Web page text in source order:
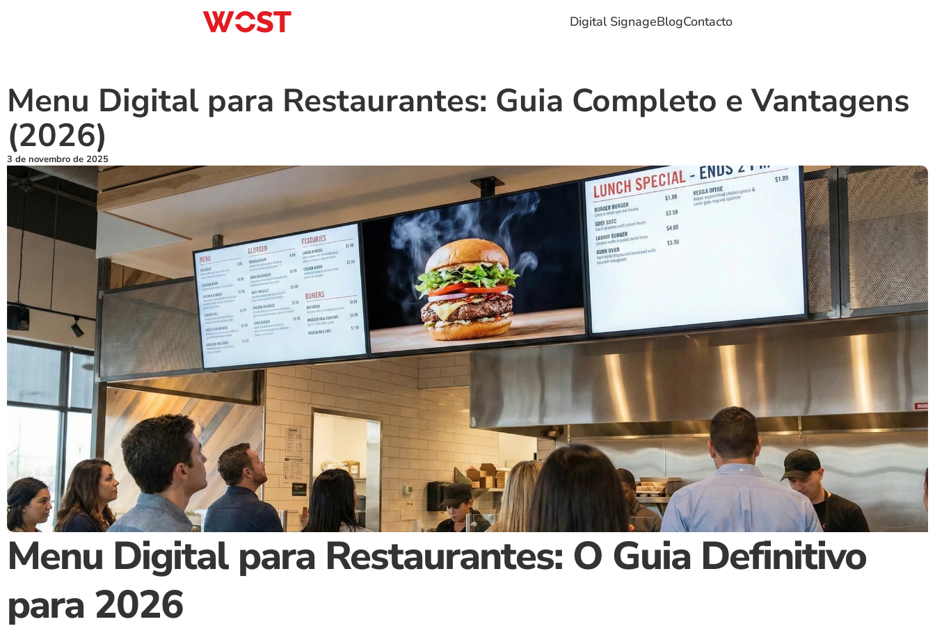
Digital SignageBlogContacto
Menu Digital para Restaurantes: Guia Completo e Vantagens
(2026)
3 de novembro de 2025
Menu Digital para Restaurantes: O Guia Definitivo
para 2026